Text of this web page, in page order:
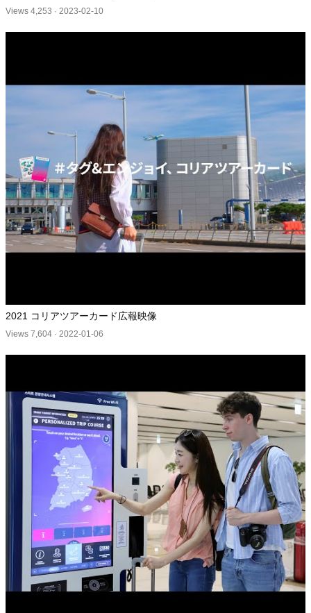
Views 4,253 · 2023-02-10
2021 コリアツアーカード広報映像
Views 7,604 · 2022-01-06